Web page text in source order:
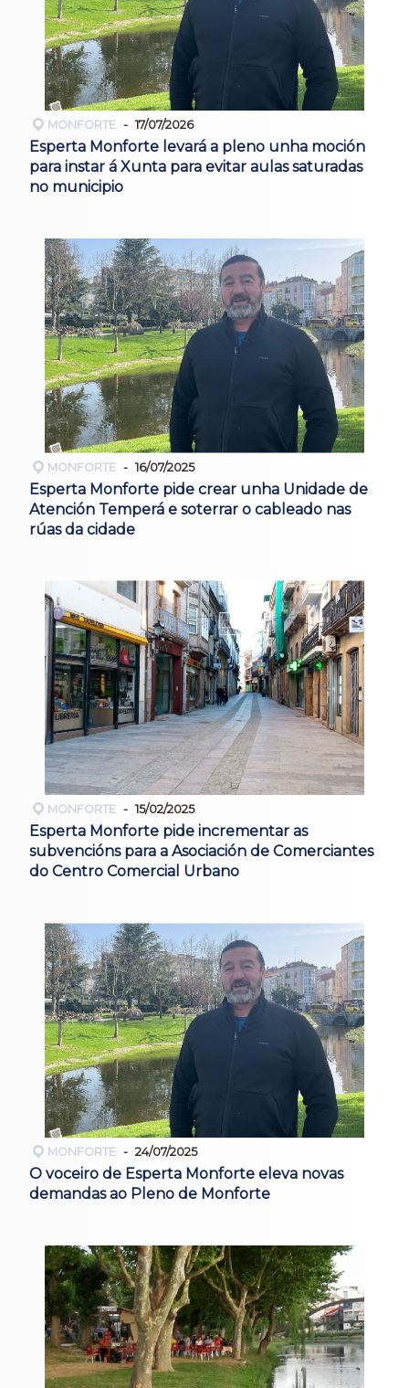
MONFORTE 17/07/2026
Esperta Monforte levará a pleno unha moción
para instar á Xunta para evitar aulas saturadas
no municipio
MONFORTE 16/07/2025
Esperta Monforte pide crear unha Unidade de
Atención Temperá e soterrar o cableado nas
rúas da cidade
MONFORTE 15/02/2025
Esperta Monforte pide incrementar as
subvencións para a Asociación de Comerciantes
do Centro Comercial Urbano
MONFORTE 24/07/2025
O voceiro de Esperta Monforte eleva novas
demandas ao Pleno de Monforte